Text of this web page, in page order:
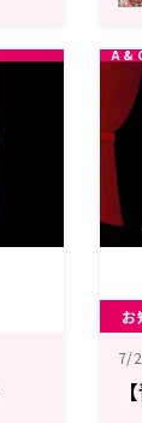
お
7/